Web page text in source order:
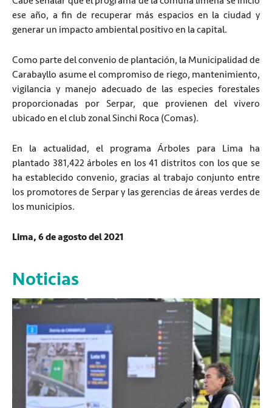
ese año, a fin de recuperar más espacios en la ciudad y
generar un impacto ambiental positivo en la capital.
Como parte del convenio de plantación, la Municipalidad de
Carabayllo asume el compromiso de riego, mantenimiento,
vigilancia y manejo adecuado de las especies forestales
proporcionadas por Serpar, que provienen del vivero
ubicado en el club zonal Sinchi Roca (Comas).
En la actualidad, el programa Árboles para Lima ha
plantado 381,422 árboles en los 41 distritos con los que se
ha establecido convenio, gracias al trabajo conjunto entre
los promotores de Serpar y las gerencias de áreas verdes de
los municipios.
Lima, 6 de agosto del 2021
Noticias